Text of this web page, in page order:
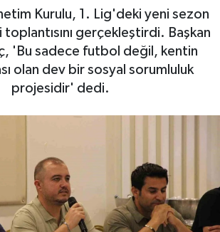
Kurulu, 1. Lig'deki yeni sezon
gerçekleştirdi. Başkan
'Bu sadece futbol değil, kentin
olan dev bir sosyal sorumluluk
projesidir' dedi.
Haberleri